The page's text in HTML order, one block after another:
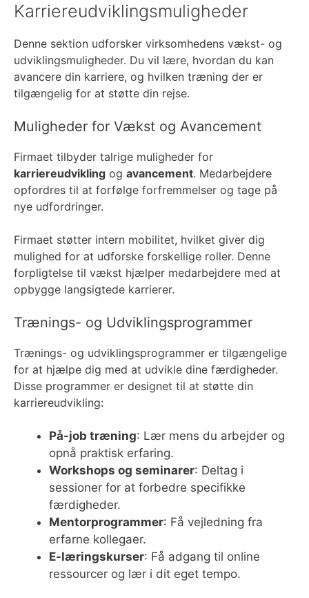
Karriereudviklingsmuligheder
Denne sektion udforsker virksomhedens vækst- og
udviklingsmuligheder. Du vil lære, hvordan du kan
avancere din karriere, og hvilken træning der er
tilgængelig for at støtte din rejse.
Muligheder for Vækst og Avancement
Firmaet tilbyder talrige muligheder for
karriereudvikling og avancement. Medarbejdere
opfordres til at forfølge forfremmelser og tage på
nye udfordringer.
Firmaet støtter intern mobilitet, hvilket giver dig
mulighed for at udforske forskellige roller. Denne
forpligtelse til vækst hjælper medarbejdere med at
opbygge langsigtede karrierer.
Trænings- og Udviklingsprogrammer
Trænings- og udviklingsprogrammer er tilgængelige
for at hjælpe dig med at udvikle dine færdigheder.
Disse programmer er designet til at støtte din
karriereudvikling:
På-job træning: Lær mens du arbejder og
opnå praktisk erfaring.
Workshops og seminarer: Deltag i
sessioner for at forbedre specifikke
færdigheder.
Mentorprogrammer: Få vejledning fra
erfarne kollegaer.
E-læringskurser: Få adgang til online
ressourcer og lær i dit eget tempo.